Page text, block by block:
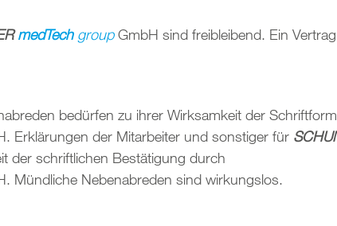
medTechgroupGmbH sind freibleibend. Ein
bedürfen zu ihrer Wirksamkeit der
Erklärungen der Mitarbeiter und sonstiger für
der schriftlichen Bestätigung durch
Mündliche Nebenabreden sind wirkungslos.